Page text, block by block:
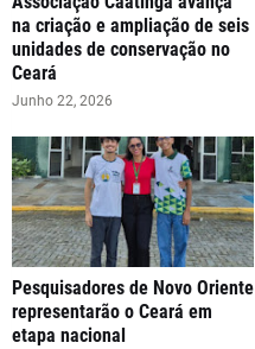
na criação e ampliação de seis
unidades de conservação no
Ceará
Junho 22, 2026
Pesquisadores de Novo Oriente
representarão o Ceará em
etapa nacional